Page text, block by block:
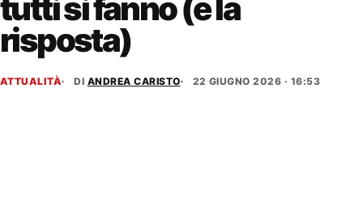
tutti si fanno (e la
risposta)
ATTUALITÀ DI ANDREA CARISTO 22 GIUGNO 2026 · 16:53